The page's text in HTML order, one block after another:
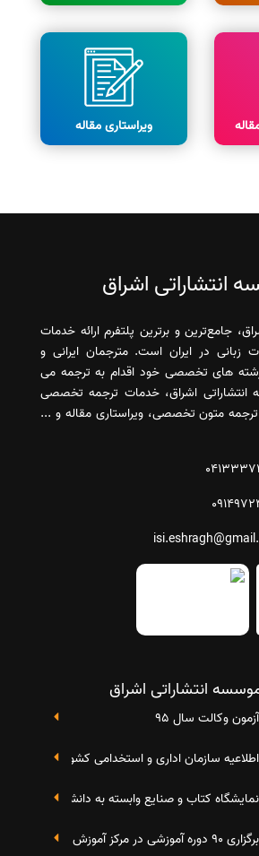
ویراستاری مقاله
انتشاراتی اشراق
جامع‌ترین و برترین پلتفرم ارائه خدمات
زبانی در ایران است. مترجمان ایرانی و
های تخصصی خود اقدام به ترجمه می
انتشاراتی اشراق، خدمات ترجمه تخصصی
ترجمه متون تخصصی، ویراستاری مقاله و ...
انتشاراتی اشراق
آزمون وکالت سال 95
اطلاعیه سازمان اداری و استخدامی کشور در خصوص
نمایشگاه کتاب و صنایع وابسته به دانشگاه صنعتی شریف 4 الی 8 مهر
برگزاری 90 دوره آموزشی در مرکز آموزش فرهنگی دانشگاه علامه